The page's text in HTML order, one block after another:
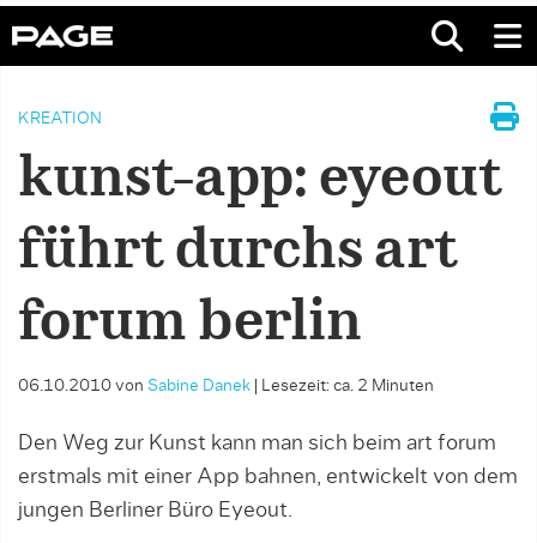
KREATION
kunst-app: eyeout
führt durchs art
forum berlin
06.10.2010 von Sabine Danek Lesezeit: ca. 2 Minuten
Den Weg zur Kunst kann man sich beim art forum
erstmals mit einer App bahnen, entwickelt von dem
jungen Berliner Büro Eyeout.